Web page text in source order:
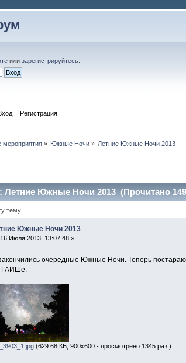
илизарегистрируйтесь
Регистрация
мероприятия» Южные Ночи » Летние Южные Ночи 2013
Летние Южные Ночи 2013 (Прочитано
тему.
Южные Ночи 2013
16 Июля 2013, 13:07:48 »
очередные Южные Ночи. Теперь
ГАИШе.
(629.68 КБ, 900x600 - просмотрено 1345 раз.)